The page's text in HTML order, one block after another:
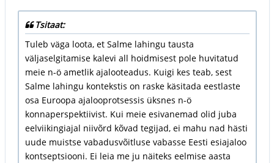
Tsitaat:
Tuleb väga loota, et Salme lahingu tausta
väljaselgitamise kalevi all hoidmisest pole huvitatud
meie n-ö ametlik ajalooteadus. Kuigi kes teab, sest
Salme lahingu kontekstis on raske käsitada eestlaste
osa Euroopa ajalooprotsessis üksnes n-ö
konnaperspektiivist. Kui meie esivanemad olid juba
eelviikingiajal niivõrd kõvad tegijad, ei mahu nad hästi
uude muistse vabadusvõitluse vabasse Eesti esiajaloo
kontseptsiooni. Ei leia me ju näiteks eelmise aasta